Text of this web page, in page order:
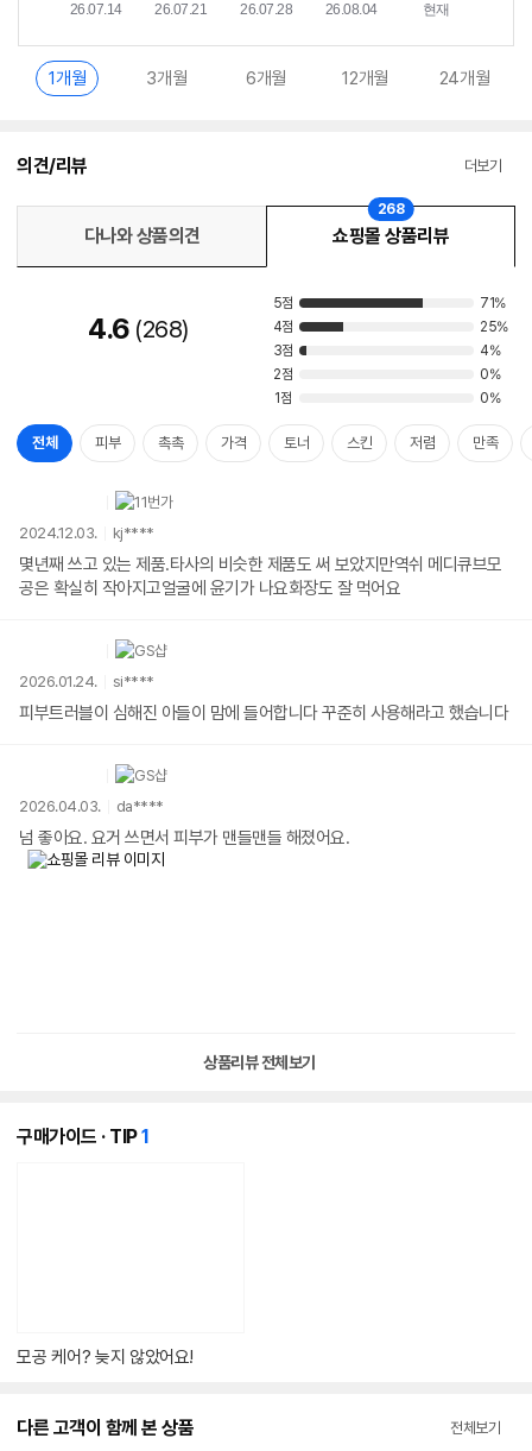
1개월 3개월 6개월 12개월 24개월
의견/리뷰 더보기
다나와 상품의견 쇼핑몰 상품리뷰
268
4.6 268
5점
71%
4점
25%
3점
4%
2점
0%
1점
0%
전체 피부 촉촉 가격 토너 스킨 저렴 만족
2024.12.03. kj****
몇년째 쓰고 있는 제품.타사의 비슷한 제품도 써 보았지만역쉬 메디큐브모
공은 확실히 작아지고얼굴에 윤기가 나요화장도 잘 먹어요
2026.01.24. si****
피부트러블이 심해진 아들이 맘에 들어합니다 꾸준히 사용해라고 했습니다
2026.04.03. da****
넘 좋아요. 요거 쓰면서 피부가 맨들맨들 해졌어요.
상품리뷰 전체보기
구매가이드 · TIP1개
모공 케어? 늦지 않았어요!
다른 고객이 함께 본 상품 전체보기